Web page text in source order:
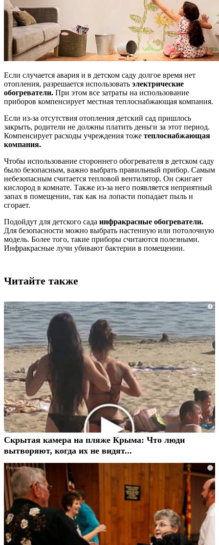
Если случается авария и в детском саду долгое время нет
отопления, разрешается использовать электрические
обогреватели. При этом все затраты на использование
приборов компенсирует местная теплоснабжающая компания.
Если из-за отсутствия отопления детский сад пришлось
закрыть, родители не должны платить деньги за этот период.
Компенсирует расходы учреждения тоже теплоснабжающая
компания.
Чтобы использование стороннего обогревателя в детском саду
было безопасным, важно выбрать правильный прибор. Самым
небезопасным считается тепловой вентилятор. Он сжигает
кислород в комнате. Также из-за него появляется неприятный
запах в помещении, так как на лопасти попадает пыль и
сгорает.
Подойдут для детского сада инфракрасные обогреватели.
Для безопасности можно выбрать настенную или потолочную
модель. Более того, такие приборы считаются полезными.
Инфракрасные лучи убивают бактерии в помещении.
Читайте также
i
Скрытая камера на пляже Крыма: Что люди
вытворяют, когда их не видят...
i